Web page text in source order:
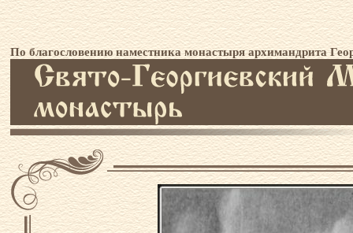
По благословению наместника монастыря архимандрита